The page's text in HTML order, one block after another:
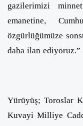
gazilerimizi
emanetine,
özgürlüğümüze
daha ilan
Yürüyüş; Toroslar
Kuvayi Milliye